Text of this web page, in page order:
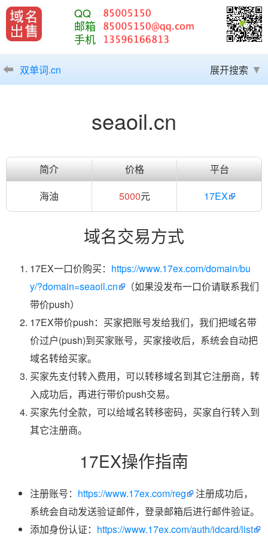
QQ
邮箱
手机
双单词.cn 展开搜索
seaoil.cn
简介 价格
平台
海油
5000元 17EX
域名交易方式
17EX一口价购买： https://www.17ex.com/domain/bu
y/?domain=seaoil.cn
（如果没发布一口价请联系我们
带价push）
17EX带价push：买家把账号发给我们，我们把域名带
价过户(push)到买家账号，买家接收后，系统会自动把
域名转给买家。
买家先支付转入费用，可以转移域名到其它注册商，转
入成功后，再进行带价push交易。
买家先付全款，可以给域名转移密码，买家自行转入到
其它注册商。
17EX操作指南
注册账号： https://www.17ex.com/reg
注册成功后，
系统会自动发送验证邮件，登录邮箱后进行邮件验证。
添加身份认证： https://www.17ex.com/auth/idcard/list